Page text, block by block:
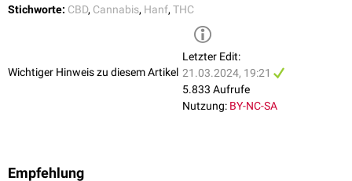
Stichworte: CBD, Cannabis, Hanf, THC
Wichtiger Hinweis zu diesem Artikel
Letzter Edit:
21.03.2024, 19:21
5.833 Aufrufe
Nutzung: BY-NC-SA
Empfehlung